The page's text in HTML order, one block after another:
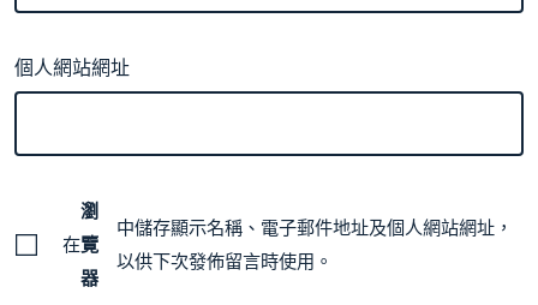
個人網站網址
在
瀏
覽
器
中儲存顯示名稱、電子郵件地址及個人網站網址，
以供下次發佈留言時使用。